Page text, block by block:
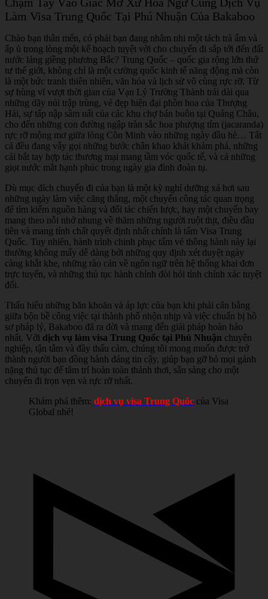
Làm Visa Trung Quốc Tại Phú Nhuận Của Bakaboo
Chào bạn thân mến, có phải bạn đang nhâm nhi một tách trà ấm và
ấp ủ trong lòng một kế hoạch tuyệt vời cho chuyến đi sắp tới đến đất
nước láng giềng phương Bắc? Trung Quốc – quốc gia rộng lớn thứ
tư thế giới, không chỉ là một cường quốc kinh tế năng động mà còn
là một bức tranh thiên nhiên, văn hóa và lịch sử vô cùng rực rỡ. Từ
sự hùng vĩ vượt thời gian của Vạn Lý Trường Thành trải dài qua
những dãy núi trập trùng, vẻ đẹp hiện đại phồn hoa của Thượng
Hải, sự tấp nập sầm uất của các khu chợ bán buôn tại Quảng Châu,
cho đến những con đường ngập tràn sắc hoa phượng tím (jacaranda)
rực rỡ mộng mơ giữa lòng Côn Minh vào những ngày đầu hè… Tất
cả đều đang vẫy gọi những bước chân khao khát khám phá, những
cái bắt tay hợp tác thương mại mang tầm vóc quốc tế, và cả những
giọt nước mắt hạnh phúc trong ngày gia đình đoàn tụ.
Dù mục đích chuyến đi của bạn là một kỳ nghỉ dưỡng xả hơi sau
những ngày làm việc căng thẳng, một chuyến công tác quan trọng
để tìm kiếm nguồn hàng và đối tác chiến lược, hay một chuyến bay
mang theo nỗi nhớ nhung về thăm những người ruột thịt, điều đầu
tiên và mang tính chất quyết định nhất chính là tấm Visa Trung
Quốc. Tuy nhiên, hành trình chinh phục tấm vé thông hành này lại
thường không mấy dễ dàng bởi những quy định xét duyệt ngày
càng khắt khe, những rào cản về ngôn ngữ trên hệ thống khai đơn
trực tuyến, và những thủ tục hành chính đòi hỏi tính chính xác tuyệt
đối.
Thấu hiểu những băn khoăn và áp lực của bạn khi phải cân bằng
giữa bộn bề công việc tại thành phố nhộn nhịp và việc chuẩn bị hồ
sơ pháp lý, Bakaboo đã ra đời và mang đến giải pháp hoàn hảo
nhất. Với dịch vụ làm visa Trung Quốc tại Phú Nhuận chuyên
nghiệp, tận tâm và đầy thấu cảm, chúng tôi mong muốn được trở
thành người bạn đồng hành đáng tin cậy, giúp bạn gỡ bỏ mọi gánh
nặng thủ tục để tâm trí hoàn toàn thảnh thơi, sẵn sàng cho một
chuyến đi trọn vẹn và rực rỡ nhất.
Khám phá thêm: dịch vụ visa Trung Quốc của Visa
Global nhé!